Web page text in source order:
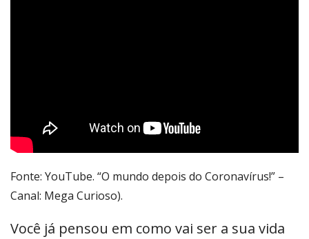
Fonte: YouTube. “O mundo depois do Coronavírus!” –
Canal: Mega Curioso).
Você já pensou em como vai ser a sua vida